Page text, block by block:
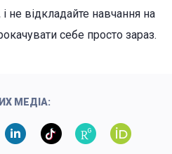
не відкладайте навчання на
себе просто зараз.
МЕДІА: